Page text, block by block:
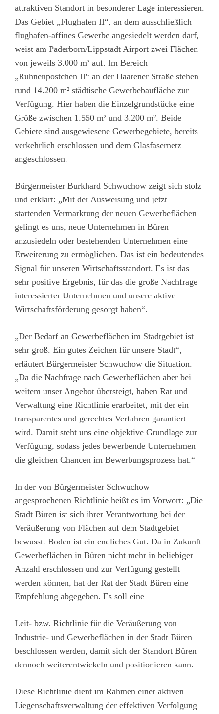
attraktiven Standort in besonderer Lage interessieren.
Das Gebiet „Flughafen II“, an dem ausschließlich
flughafen-affines Gewerbe angesiedelt werden darf,
weist am Paderborn/Lippstadt Airport zwei Flächen
von jeweils 3.000 m² auf. Im Bereich
„Ruhnenpöstchen II“ an der Haarener Straße stehen
rund 14.200 m² städtische Gewerbebaufläche zur
Verfügung. Hier haben die Einzelgrundstücke eine
Größe zwischen 1.550 m² und 3.200 m². Beide
Gebiete sind ausgewiesene Gewerbegebiete, bereits
verkehrlich erschlossen und dem Glasfasernetz
angeschlossen.
Bürgermeister Burkhard Schwuchow zeigt sich stolz
und erklärt: „Mit der Ausweisung und jetzt
startenden Vermarktung der neuen Gewerbeflächen
gelingt es uns, neue Unternehmen in Büren
anzusiedeln oder bestehenden Unternehmen eine
Erweiterung zu ermöglichen. Das ist ein bedeutendes
Signal für unseren Wirtschaftsstandort. Es ist das
sehr positive Ergebnis, für das die große Nachfrage
interessierter Unternehmen und unsere aktive
Wirtschaftsförderung gesorgt haben“.
„Der Bedarf an Gewerbeflächen im Stadtgebiet ist
sehr groß. Ein gutes Zeichen für unsere Stadt“,
erläutert Bürgermeister Schwuchow die Situation.
„Da die Nachfrage nach Gewerbeflächen aber bei
weitem unser Angebot übersteigt, haben Rat und
Verwaltung eine Richtlinie erarbeitet, mit der ein
transparentes und gerechtes Verfahren garantiert
wird. Damit steht uns eine objektive Grundlage zur
Verfügung, sodass jedes bewerbende Unternehmen
die gleichen Chancen im Bewerbungsprozess hat.“
In der von Bürgermeister Schwuchow
angesprochenen Richtlinie heißt es im Vorwort: „Die
Stadt Büren ist sich ihrer Verantwortung bei der
Veräußerung von Flächen auf dem Stadtgebiet
bewusst. Boden ist ein endliches Gut. Da in Zukunft
Gewerbeflächen in Büren nicht mehr in beliebiger
Anzahl erschlossen und zur Verfügung gestellt
werden können, hat der Rat der Stadt Büren eine
Empfehlung abgegeben. Es soll eine
Leit- bzw. Richtlinie für die Veräußerung von
Industrie- und Gewerbeflächen in der Stadt Büren
beschlossen werden, damit sich der Standort Büren
dennoch weiterentwickeln und positionieren kann.
Diese Richtlinie dient im Rahmen einer aktiven
Liegenschaftsverwaltung der effektiven Verfolgung